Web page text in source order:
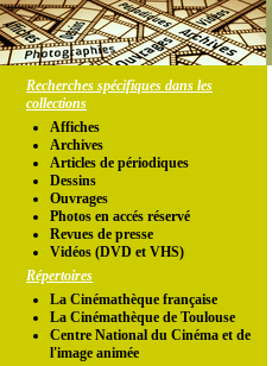
Recherches spécifiques dans les
collections
Affiches
Archives
Articles de périodiques
Dessins
Ouvrages
Photos en accés réservé
Revues de presse
Vidéos (DVD et VHS)
Répertoires
La Cinémathèque française
La Cinémathèque de Toulouse
Centre National du Cinéma et de
l'image animée